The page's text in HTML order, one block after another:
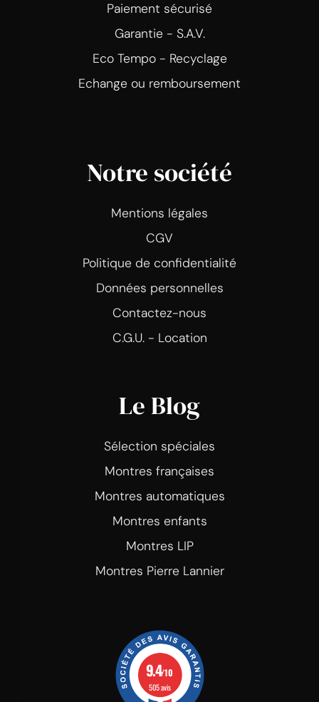
Paiement sécurisé
Garantie - S.A.V.
Eco Tempo - Recyclage
Echange ou remboursement
Notre société
Mentions légales
CGV
Politique de confidentialité
Données personnelles
Contactez-nous
C.G.U. - Location
Le Blog
Sélection spéciales
Montres françaises
Montres automatiques
Montres enfants
Montres LIP
Montres Pierre Lannier
9.4/10
505 avis